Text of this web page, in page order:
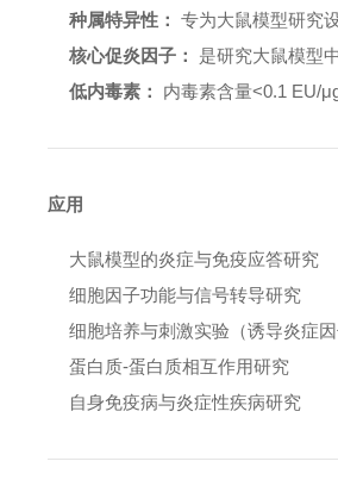
种属特异性： 专为大鼠模型研究
核心促炎因子：
是研究大鼠模型
低内毒素：
内毒素含量<0.1 EU/
应用
大鼠模型的炎症与免疫应答研究
细胞因子功能与信号转导研究
细胞培养与刺激实验（诱导炎症因
蛋白质-蛋白质相互作用研究
自身免疫病与炎症性疾病研究